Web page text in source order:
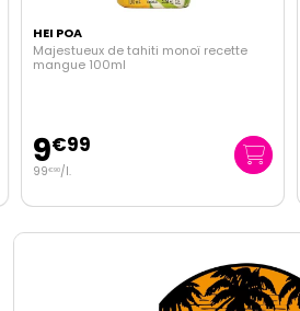
HEI POA
Majestueux de tahiti monoï recette
mangue 100ml
9€99
99€90/l.